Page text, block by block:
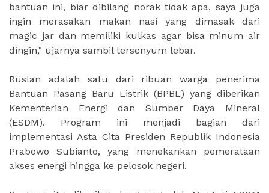
bantuan ini, biar dibilang norak tidak apa, saya juga
ingin merasakan makan nasi yang dimasak dari
magic jar dan memiliki kulkas agar bisa minum air
dingin," ujarnya sambil tersenyum lebar.
Ruslan adalah satu dari ribuan warga penerima
Bantuan Pasang Baru Listrik (BPBL) yang diberikan
Kementerian Energi dan Sumber Daya Mineral
(ESDM). Program ini menjadi bagian dari
implementasi Asta Cita Presiden Republik Indonesia
Prabowo Subianto, yang menekankan pemerataan
akses energi hingga ke pelosok negeri.